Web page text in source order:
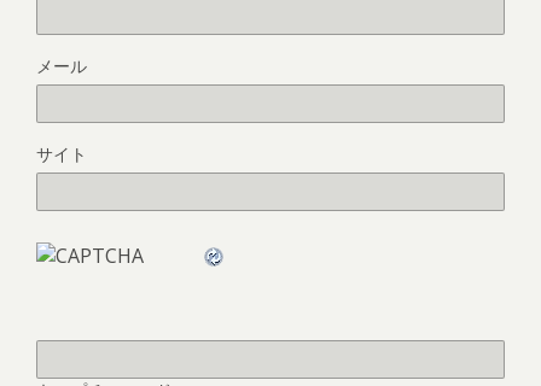
メール
サイト